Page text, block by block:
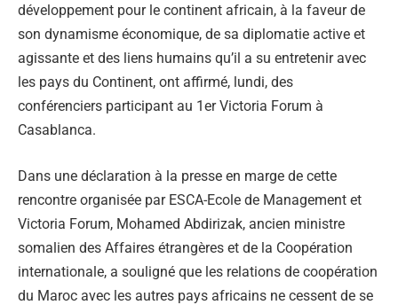
développement pour le continent africain, à la faveur de
son dynamisme économique, de sa diplomatie active et
agissante et des liens humains qu’il a su entretenir avec
les pays du Continent, ont affirmé, lundi, des
conférenciers participant au 1er Victoria Forum à
Casablanca.
Dans une déclaration à la presse en marge de cette
rencontre organisée par ESCA-Ecole de Management et
Victoria Forum, Mohamed Abdirizak, ancien ministre
somalien des Affaires étrangères et de la Coopération
internationale, a souligné que les relations de coopération
du Maroc avec les autres pays africains ne cessent de se